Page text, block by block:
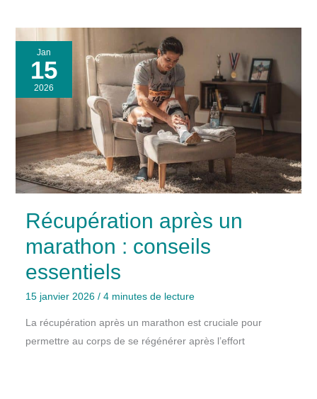
Jan
15
2026
Récupération après un
marathon : conseils
essentiels
15 janvier 2026 / 4 minutes de lecture
La récupération après un marathon est cruciale pour
permettre au corps de se régénérer après l’effort